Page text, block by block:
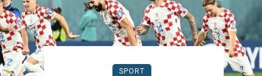
SPORT